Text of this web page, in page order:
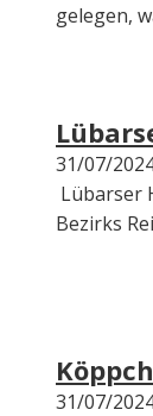
gelegen,
31/07/
Lübarser
Bezirks
31/07/